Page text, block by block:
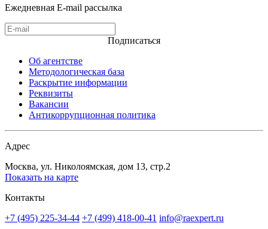
Ежедневная E-mail рассылка
Подписаться
Об агентстве
Методологическая база
Раскрытие информации
Реквизиты
Вакансии
Антикоррупционная политика
Адрес
Москва, ул. Николоямская, дом 13, стр.2
Показать на карте
Контакты
+7 (495) 225-34-44 +7 (499) 418-00-41 info@raexpert.ru